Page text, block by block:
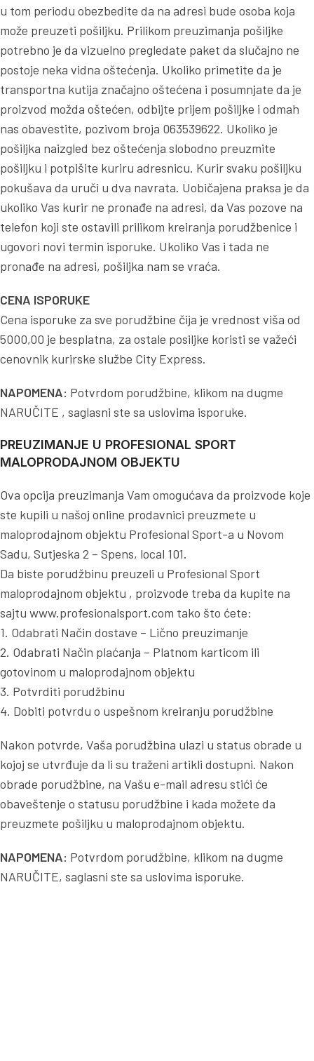
u tom periodu obezbedite da na adresi bude osoba koja
može preuzeti pošiljku. Prilikom preuzimanja pošiljke
potrebno je da vizuelno pregledate paket da slučajno ne
postoje neka vidna oštećenja. Ukoliko primetite da je
transportna kutija značajno oštećena i posumnjate da je
proizvod možda oštećen, odbijte prijem pošiljke i odmah
nas obavestite, pozivom broja 063539622. Ukoliko je
pošiljka naizgled bez oštećenja slobodno preuzmite
pošiljku i potpišite kuriru adresnicu. Kurir svaku pošiljku
pokušava da uruči u dva navrata. Uobičajena praksa je da
ukoliko Vas kurir ne pronađe na adresi, da Vas pozove na
telefon koji ste ostavili prilikom kreiranja porudžbenice i
ugovori novi termin isporuke. Ukoliko Vas i tada ne
pronađe na adresi, pošiljka nam se vraća.
CENA ISPORUKE
Cena isporuke za sve porudžbine čija je vrednost viša od
5000,00 je besplatna, za ostale posiljke koristi se važeći
cenovnik kurirske službe City Express.
NAPOMENA: Potvrdom porudžbine, klikom na dugme
NARUČITE , saglasni ste sa uslovima isporuke.
PREUZIMANJE U PROFESIONAL SPORT
MALOPRODAJNOM OBJEKTU
Ova opcija preuzimanja Vam omogućava da proizvode koje
ste kupili u našoj online prodavnici preuzmete u
maloprodajnom objektu Profesional Sport-a u Novom
Sadu, Sutjeska 2 – Spens, local 101.
Da biste porudžbinu preuzeli u Profesional Sport
maloprodajnom objektu , proizvode treba da kupite na
sajtu www.profesionalsport.com tako što ćete:
1. Odabrati Način dostave – Lično preuzimanje
2. Odabrati Način plaćanja – Platnom karticom ili
gotovinom u maloprodajnom objektu
3. Potvrditi porudžbinu
4. Dobiti potvrdu o uspešnom kreiranju porudžbine
Nakon potvrde, Vaša porudžbina ulazi u status obrade u
kojoj se utvrđuje da li su traženi artikli dostupni. Nakon
obrade porudžbine, na Vašu e-mail adresu stići će
obaveštenje o statusu porudžbine i kada možete da
preuzmete pošiljku u maloprodajnom objektu.
NAPOMENA: Potvrdom porudžbine, klikom na dugme
NARUČITE, saglasni ste sa uslovima isporuke.